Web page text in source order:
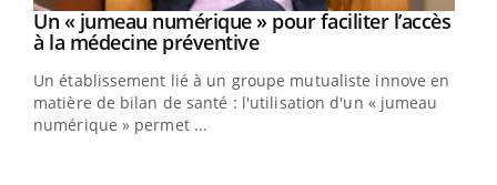
Youtube
Un « jumeau numérique » pour faciliter l’accès
à la médecine préventiveYoutube
Un établissement lié à un groupe mutualiste innove en
matière de bilan de santé : l'utilisation d'un « jumeau
numérique » permet ...